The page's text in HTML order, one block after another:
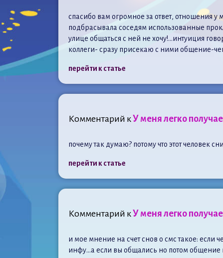
спасибо вам огромное за ответ, отношения
подбрасывала соседям использованные
улице общаться с ней не хочу!…интуиция
коллеги- сразу присекаю с ними общение-
перейти к статье
Комментарий кУ меня легко
почему так думаю? потому что этот человек
перейти к статье
Комментарий кУ меня легко
и мое мнение на счет снов о смс такое: если
инфу…а если вы общались но потом общение